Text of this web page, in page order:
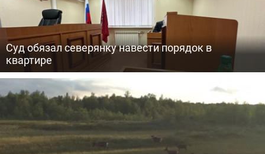
Суд обязал северянку навести порядок в
квартире